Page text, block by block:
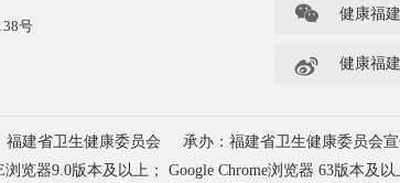
号  健康福
 健康福
福建省卫生健康委员会
承办：福建省卫生健康委员会
览器9.0版本及以上； Google Chrome浏览器 63版本及